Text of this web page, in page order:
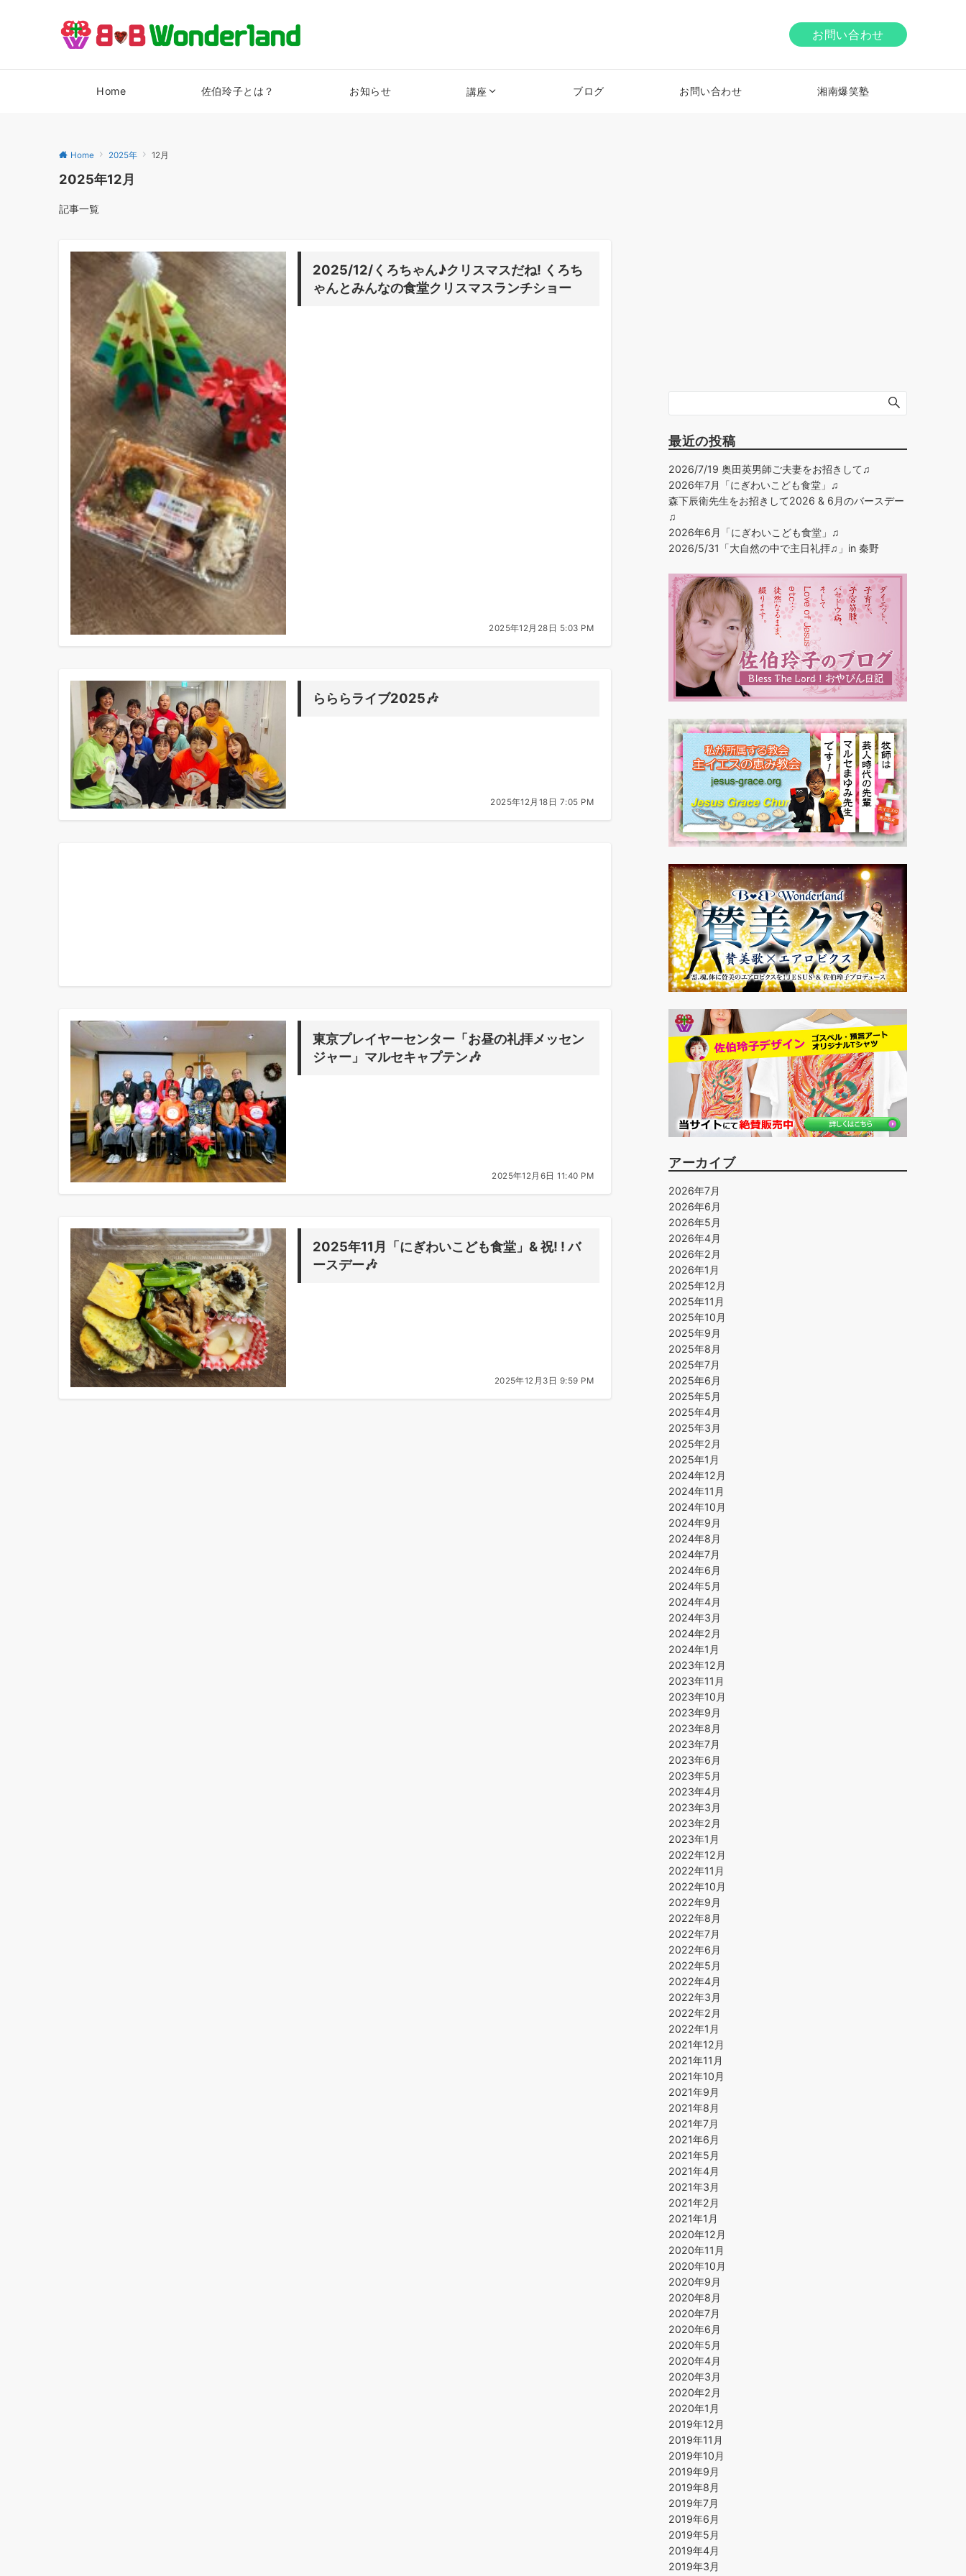
お問い合わせ
Home 佐伯玲子とは？ お知らせ 講座 ブログ お問い合わせ 湘南爆笑塾
Home 2025年 12月
2025年12月
記事一覧
2025/12/くろちゃん♪クリスマスだね! くろち
ゃんとみんなの食堂クリスマスランチショー
2025年12月28日 5:03 PM
らららライブ2025🎶
2025年12月18日 7:05 PM
東京プレイヤーセンター「お昼の礼拝メッセン
ジャー」マルセキャプテン🎶
2025年12月6日 11:40 PM
2025年11月「にぎわいこども食堂」& 祝! ! バ
ースデー🎶
2025年12月3日 9:59 PM
最近の投稿
2026/7/19 奥田英男師ご夫妻をお招きして♫
2026年7月「にぎわいこども食堂」♫
森下辰衛先生をお招きして2026 & 6月のバースデー
♫
2026年6月「にぎわいこども食堂」♫
2026/5/31「大自然の中で主日礼拝♫」in 秦野
アーカイブ
2026年7月
2026年6月
2026年5月
2026年4月
2026年2月
2026年1月
2025年12月
2025年11月
2025年10月
2025年9月
2025年8月
2025年7月
2025年6月
2025年5月
2025年4月
2025年3月
2025年2月
2025年1月
2024年12月
2024年11月
2024年10月
2024年9月
2024年8月
2024年7月
2024年6月
2024年5月
2024年4月
2024年3月
2024年2月
2024年1月
2023年12月
2023年11月
2023年10月
2023年9月
2023年8月
2023年7月
2023年6月
2023年5月
2023年4月
2023年3月
2023年2月
2023年1月
2022年12月
2022年11月
2022年10月
2022年9月
2022年8月
2022年7月
2022年6月
2022年5月
2022年4月
2022年3月
2022年2月
2022年1月
2021年12月
2021年11月
2021年10月
2021年9月
2021年8月
2021年7月
2021年6月
2021年5月
2021年4月
2021年3月
2021年2月
2021年1月
2020年12月
2020年11月
2020年10月
2020年9月
2020年8月
2020年7月
2020年6月
2020年5月
2020年4月
2020年3月
2020年2月
2020年1月
2019年12月
2019年11月
2019年10月
2019年9月
2019年8月
2019年7月
2019年6月
2019年5月
2019年4月
2019年3月